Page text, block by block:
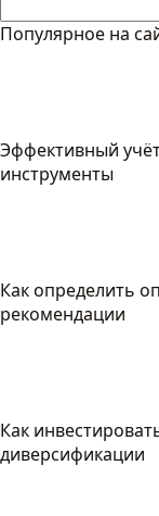
Популярное на
Эффективный
инструменты
Как определить
рекомендации
Как
диверсификации